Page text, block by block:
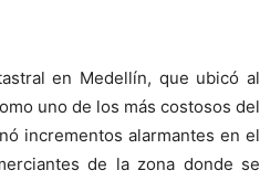
en Medellín, que ubicó al
uno de los más costosos del
incrementos alarmantes en el
de la zona donde se